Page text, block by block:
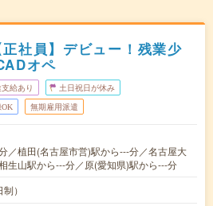
社員】デビュー！残業少
オペ
給あり 土日祝日が休み
OK 無期雇用派遣
／植田(名古屋市営)駅から---分／名古屋大
生山駅から---分／原(愛知県)駅から---分
）